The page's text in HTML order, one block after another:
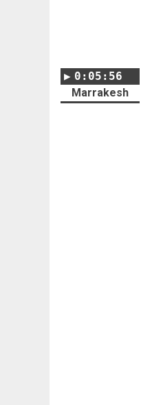
0:05:56
Marrakesh